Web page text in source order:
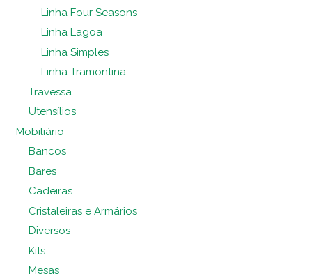
Linha Four Seasons
Linha Lagoa
Linha Simples
Linha Tramontina
Travessa
Utensílios
Mobiliário
Bancos
Bares
Cadeiras
Cristaleiras e Armários
Diversos
Kits
Mesas